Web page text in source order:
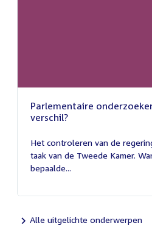
Parlementaire
verschil?
juli
2026
Het controleren van de
taak van de Tweede Kamer.
bepaalde...
Alle uitgelichte onderwerpen